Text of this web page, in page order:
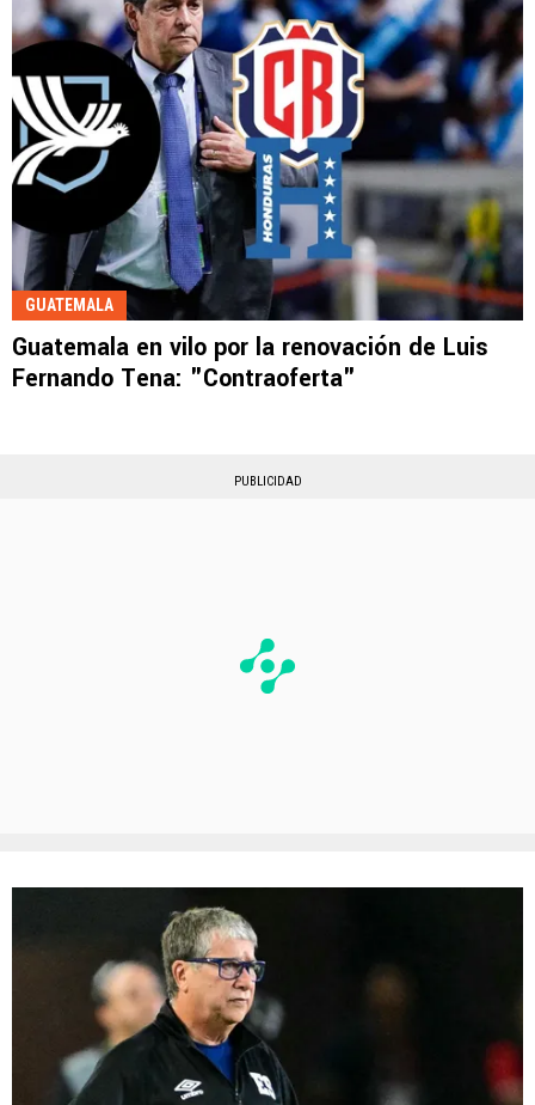
GUATEMALA
Guatemala en vilo por la renovación de Luis
Fernando Tena: "Contraoferta"
PUBLICIDAD